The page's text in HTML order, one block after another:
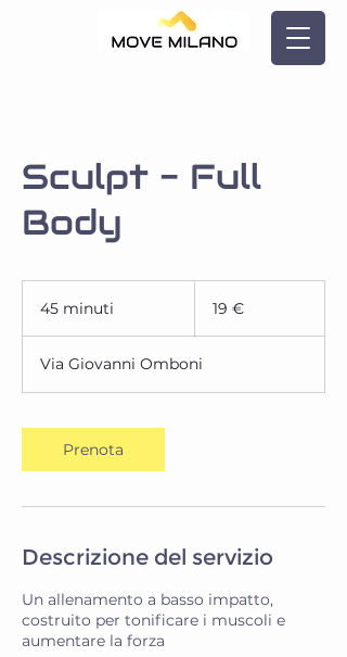
Sculpt - Full
Body
45 minuti
i
n
t
i
19 €
Via Giovanni Omboni
Prenota
Descrizione del servizio
Un allenamento a basso impatto,
costruito per tonificare i muscoli e
aumentare la forza